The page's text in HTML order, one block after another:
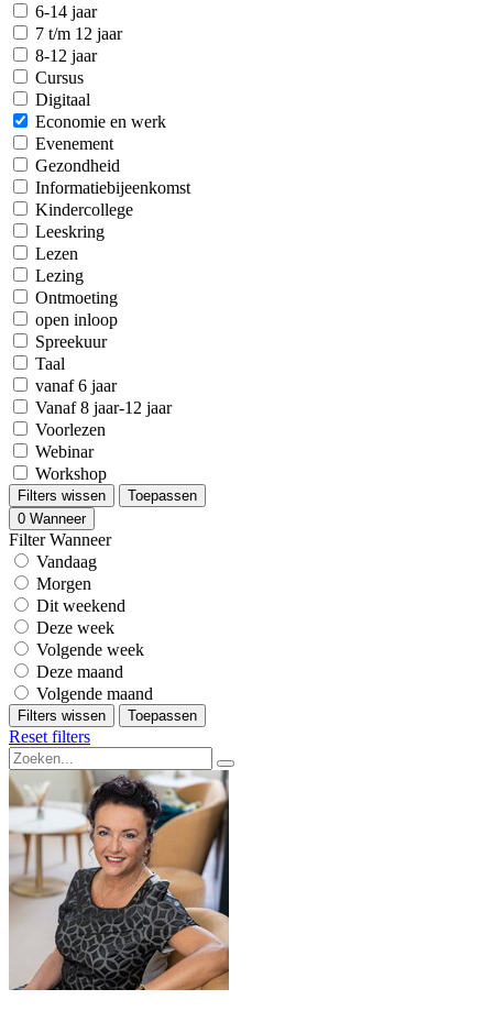
6-14 jaar
7 t/m 12 jaar
8-12 jaar
Cursus
Digitaal
Economie en werk
Evenement
Gezondheid
Informatiebijeenkomst
Kindercollege
Leeskring
Lezen
Lezing
Ontmoeting
open inloop
Spreekuur
Taal
vanaf 6 jaar
Vanaf 8 jaar-12 jaar
Voorlezen
Webinar
Workshop
Filters wissen
Toepassen
0 Wanneer
Filter Wanneer
Vandaag
Morgen
Dit weekend
Deze week
Volgende week
Deze maand
Volgende maand
Filters wissen Toepassen
Reset filters